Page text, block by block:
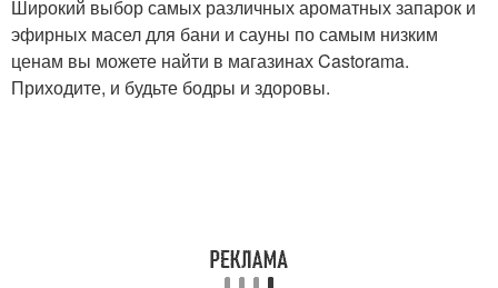
Широкий выбор самых различных ароматных запарок и
эфирных масел для бани и сауны по самым низким
ценам вы можете найти в магазинах Castorama.
Приходите, и будьте бодры и здоровы.